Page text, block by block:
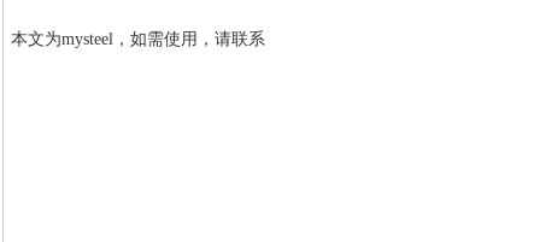
本文为mysteel，如需使用，请联系